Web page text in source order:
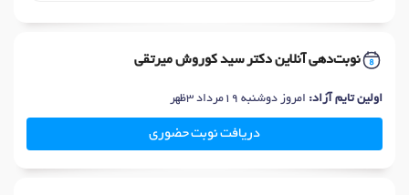
نوبت‌دهی آنلاین دکتر سید کوروش میرتقی
اولین تایم آزاد: امروز دوشنبه 19مرداد 3ظهر
دریافت نوبت حضوری